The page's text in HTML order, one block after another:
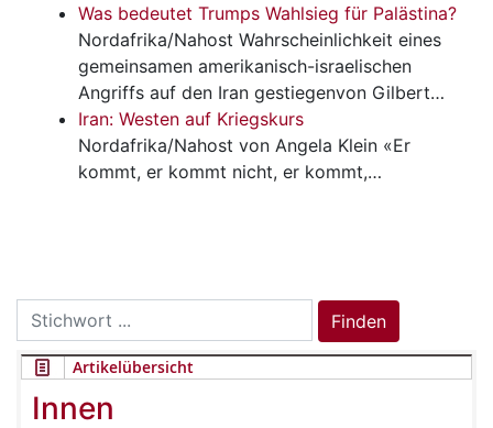
Was bedeutet Trumps Wahlsieg für Palästina?
Nordafrika/Nahost Wahrscheinlichkeit eines
gemeinsamen amerikanisch-israelischen
Angriffs auf den Iran gestiegenvon Gilbert…
Iran: Westen auf Kriegskurs
Nordafrika/Nahost von Angela Klein «Er
kommt, er kommt nicht, er kommt,…
Search
for:
Finden
Artikelübersicht
Innen